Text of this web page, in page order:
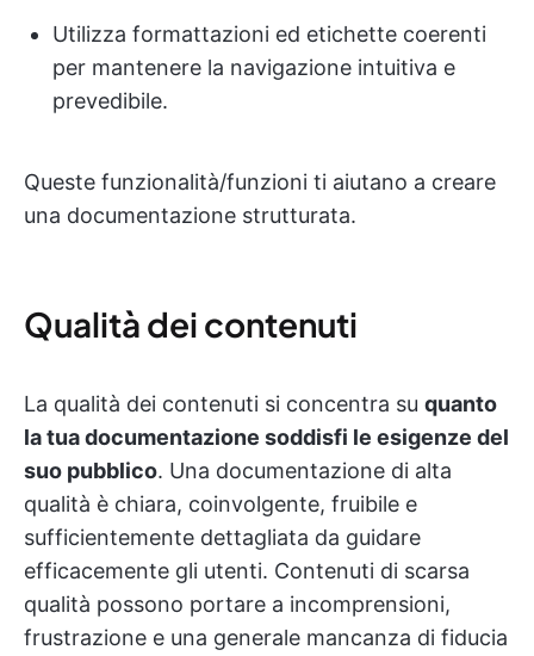
Utilizza formattazioni ed etichette coerenti
per mantenere la navigazione intuitiva e
prevedibile.
Queste funzionalità/funzioni ti aiutano a creare
una documentazione strutturata.
Qualità dei contenuti
La qualità dei contenuti si concentra su quanto
la tua documentazione soddisfi le esigenze del
suo pubblico. Una documentazione di alta
qualità è chiara, coinvolgente, fruibile e
sufficientemente dettagliata da guidare
efficacemente gli utenti. Contenuti di scarsa
qualità possono portare a incomprensioni,
frustrazione e una generale mancanza di fiducia